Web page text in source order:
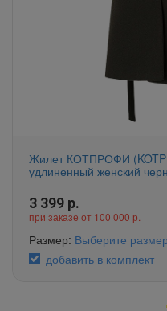
Жилет КОТПРОФИ
удлиненный женский
3 399 р.
при заказе от 100 000 р.
Размер: Выберите размер
добавить в комплект